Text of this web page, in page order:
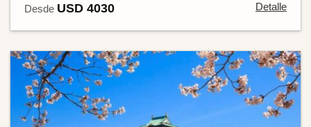
Desde USD 4030 Detalle